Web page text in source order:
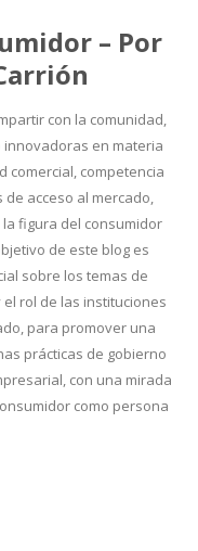
– Por
con la comunidad,
en materia
comercial, competencia
acceso al mercado,
figura del consumidor
de este blog es
sobre los temas de
rol de las instituciones
para promover una
prácticas de gobierno
con una mirada
como persona